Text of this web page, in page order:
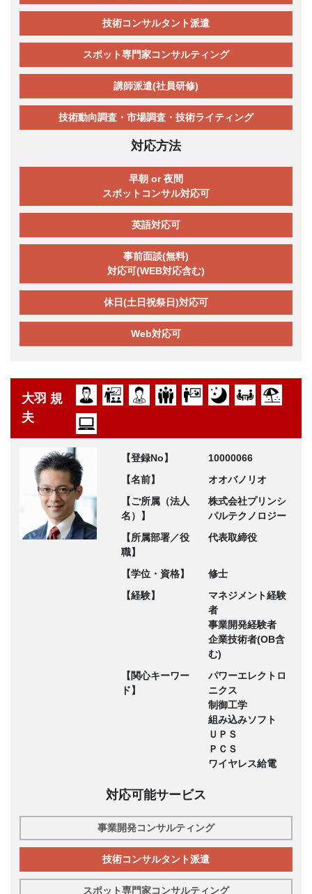
技術コンサルタント派遣
スポット専門家コンサルティング
講師派遣(社員研修)
技術動向調査・市場調査・技術ライティング
対応方法
早朝 or 夜間
スポットコンサル対応可
英語対応可
事前面談(無料)
対応可(WEB対応含む)
休日(土日祝祭日)対応可
Web対応可
大羽 規
夫
【登録No】
10000066
【名前】
オオバノリオ
【ご所属（法人
名）】
株式会社プリンシ
パルテクノロジー
【所属部署／役
職】
代表取締役
【学位・資格】
修士
【経験】
マネジメント経験
者
事業開発経験者
企業技術者(OB含
む)
【関心キーワー
ド】
パワーエレクトロ
ニクス
制御工学
組み込みソフト
ＵＰＳ
ＰＣＳ
ワイヤレス給電
対応可能サービス
事業開発コンサルティング
技術コンサルタント派遣
スポット専門家コンサルティング